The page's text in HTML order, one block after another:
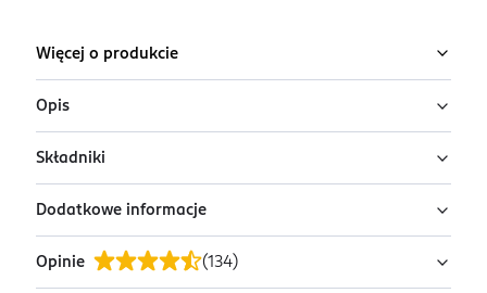
Więcej o produkcie
Opis
Szampon przeciwłupieżowy Head & Shoulders
Refreshing Tea Tree do wszystkich rodzajów włosów
oraz każdego typu skóry głowy działa nawet na
uporczywy łupież. Formuła Microbiome Balance
pomaga zwalczać podstawową przyczynę łupieżu i
Składniki
Aqua, Sodium Laureth Sulfate, Sodium Xylenesulfonate,
Cocamidopropyl Betaine, Sodium Citrate, Parfum, Citric
Acid, Cocamide MEA, Glycol Distearate, Piroctone
Dodatkowe informacje
OSTRZEŻENIA DOTYCZĄCE BEZPIECZEŃSTWA
Opinie (134)